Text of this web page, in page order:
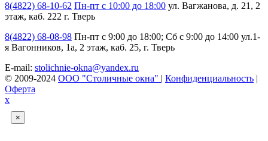
8(4822) 68-10-62 Пн-пт с 10:00 до 18:00 ул. Вагжанова, д. 21, 2
этаж, каб. 222 г. Тверь
8(4822) 68-08-98 Пн-пт с 9:00 до 18:00; Сб с 9:00 до 14:00 ул.1-
я Вагонников, 1а, 2 этаж, каб. 25, г. Тверь
E-mail: stolichnie-okna@yandex.ru
© 2009-2024 ООО "Столичные окна" | Конфиденциальность |
Оферта
х
×